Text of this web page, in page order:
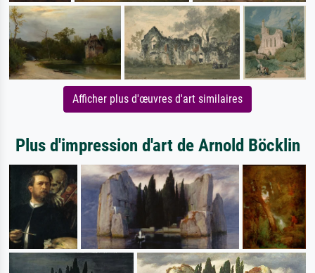
Afficher plus d'œuvres d'art similaires
Plus d'impression d'art de Arnold Böcklin